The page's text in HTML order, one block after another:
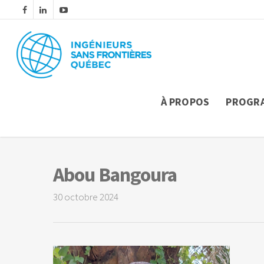
À PROPOS
Abou Bangoura
30 octobre 2024